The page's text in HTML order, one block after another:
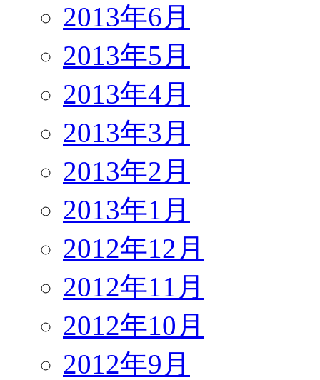
2013年6月
2013年5月
2013年4月
2013年3月
2013年2月
2013年1月
2012年12月
2012年11月
2012年10月
2012年9月